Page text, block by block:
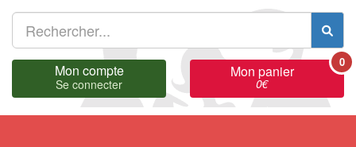
Mon compte
Se connecter
Mon panier
0€
0